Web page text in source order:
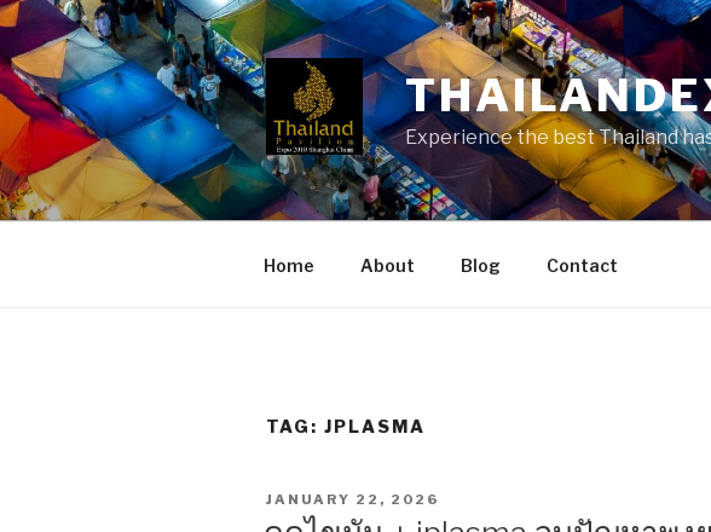
Skip
content
Experience the best Thailand
Home About Blog Contact
TAG: JPLASMA
POSTED
JANUARY 22, 2026